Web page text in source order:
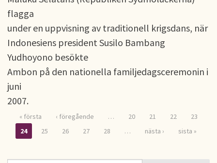
flagga
under en uppvisning av traditionell krigsdans, när
Indonesiens president Susilo Bambang
Yudhoyono besökte
Ambon på den nationella familjedagsceremonin i
juni
2007.
Sidor
« första ‹ föregående … 20 21 22
23
24
25 26 27 28 … nästa › sista »